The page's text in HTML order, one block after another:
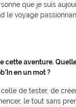
que je suis
le voyage
cette aventure.
en un mot ?
de tester, de
le tout sans